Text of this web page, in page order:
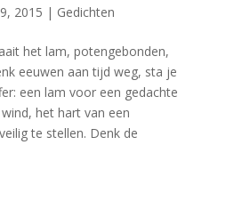
2015 | Gedichten
het lam, potengebonden,
eeuwen aan tijd weg, sta je
een lam voor een gedachte
het hart van een
te stellen. Denk de